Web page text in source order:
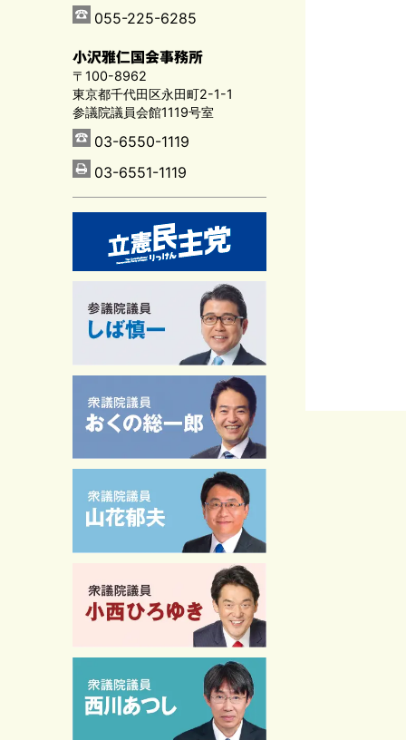
055-225-6285
小沢雅仁国会事務所
〒100-8962
東京都千代田区永田町2-1-1
参議院議員会館1119号室
03-6550-1119
03-6551-1119